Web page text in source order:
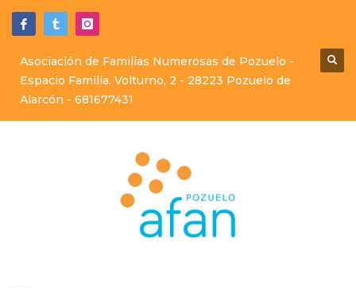
Asociación de Familias Numerosas de Pozuelo -
Espacio Familia. Volturno, 2 - 28223 Pozuelo de
Alarcón - 681677431